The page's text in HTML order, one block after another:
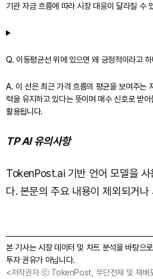
기관 자금 흐름에 따라 시장 대응이 달라질 수
Q. 이동평균선 위에 있으면 왜 긍정적이라고
A. 이 선은 최근 가격 흐름의 평균을 보여주는
력을 유지하고 있다는 뜻이며 매수 신호로 받
활용됩니다.
TP AI 유의사항
TokenPost.ai 기반 언어 모델을 사
다. 본문의 주요 내용이 제외되거
본 기사는 시장 데이터 및 차트 분석을 바탕으
투자 권유가 아닙니다.
<저작권자 ⓒ TokenPost, 무단전재 및 재배